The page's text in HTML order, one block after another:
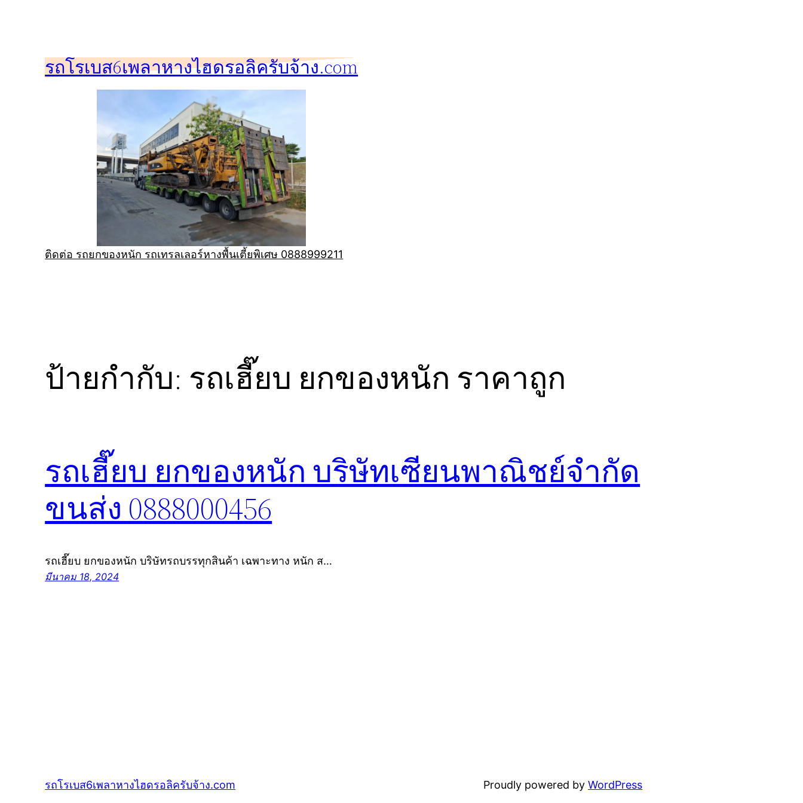
รถโรเบส6เพลาหางไฮดรอลิครับจ้าง.com
ติดต่อ รถยกของหนัก รถเทรลเลอร์หางพื้นเตี้ยพิเศษ 0888999211
ป้ายกำกับ: รถเฮี๊ยบ ยกของหนัก ราคาถูก
รถเฮี๊ยบ ยกของหนัก บริษัทเซียนพาณิชย์จำกัด
ขนส่ง 0888000456
รถเฮี๊ยบ ยกของหนัก บริษัทรถบรรทุกสินค้า เฉพาะทาง หนัก ส…
มีนาคม 18, 2024
รถโรเบส6เพลาหางไฮดรอลิครับจ้าง.com Proudly powered byWordPress